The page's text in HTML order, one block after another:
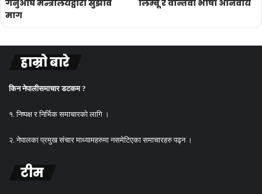
गर्नुअघि मन्त्रालयद्वारा सुझाव
माग
लिम्बू र वान्तवा भाषा अनिवार्य
हाम्रो बारे
किन नेपालीसमाचार डटकम ?
१. निष्पक्ष र निर्भिक समाचारको लागि ।
२. नेपालका प्रमुख संचार माध्यामहरुमा नसमेटिएका समाचारहरु पढ्न ।
टीम